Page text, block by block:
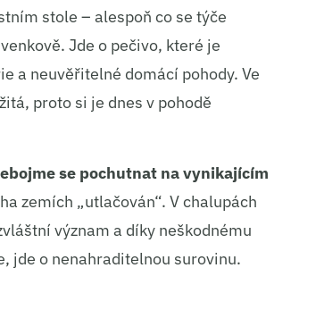
stole – alespoň co se týče
Jde o pečivo, které je
a neuvěřitelné domácí pohody. Ve
proto si je dnes v pohodě
se pochutnat na vynikajícím
zemích „utlačován“. V chalupách
význam a díky neškodnému
jde o nenahraditelnou surovinu.